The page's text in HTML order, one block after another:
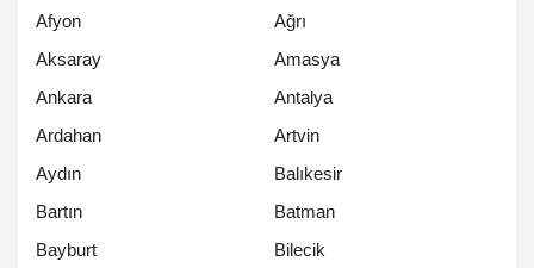
Afyon
Ağrı
Aksaray
Amasya
Ankara
Antalya
Ardahan
Artvin
Aydın
Balıkesir
Bartın
Batman
Bayburt
Bilecik